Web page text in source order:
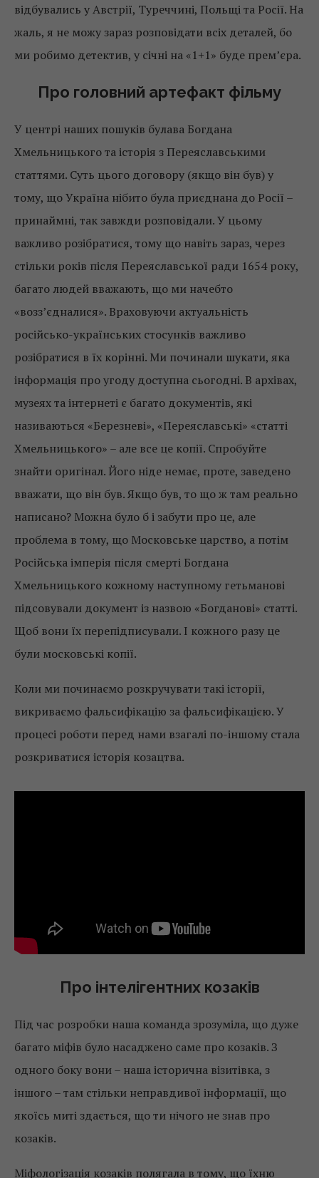
відбувались у Австрії, Туреччині, Польщі та Росії. На
жаль, я не можу зараз розповідати всіх деталей, бо
ми робимо детектив, у січні на «1+1» буде прем’єра.
Про головний артефакт фільму
У центрі наших пошуків булава Богдана
Хмельницького та історія з Переяславськими
статтями. Суть цього договору (якщо він був) у
тому, що Україна нібито була приєднана до Росії –
принаймні, так завжди розповідали. У цьому
важливо розібратися, тому що навіть зараз, через
стільки років після Переяславської ради 1654 року,
багато людей вважають, що ми начебто
«возз’єдналися». Враховуючи актуальність
російсько-українських стосунків важливо
розібратися в їх корінні. Ми починали шукати, яка
інформація про угоду доступна сьогодні. В архівах,
музеях та інтернеті є багато документів, які
називаються «Березневі», «Переяславські» «статті
Хмельницького» – але все це копії. Спробуйте
знайти оригінал. Його ніде немає, проте, заведено
вважати, що він був. Якщо був, то що ж там реально
написано? Можна було б і забути про це, але
проблема в тому, що Московське царство, а потім
Російська імперія після смерті Богдана
Хмельницького кожному наступному гетьманові
підсовували документ із назвою «Богданові» статті.
Щоб вони їх перепідписували. І кожного разу це
були московські копії.
Коли ми починаємо розкручувати такі історії,
викриваємо фальсифікацію за фальсифікацією. У
процесі роботи перед нами взагалі по-іншому стала
розкриватися історія козацтва.
Про інтелігентних козаків
Під час розробки наша команда зрозуміла, що дуже
багато міфів було насаджено саме про козаків. З
одного боку вони – наша історична візитівка, з
іншого – там стільки неправдивої інформації, що
якоїсь миті здається, що ти нічого не знав про
козаків.
Міфологізація козаків полягала в тому, що їхню